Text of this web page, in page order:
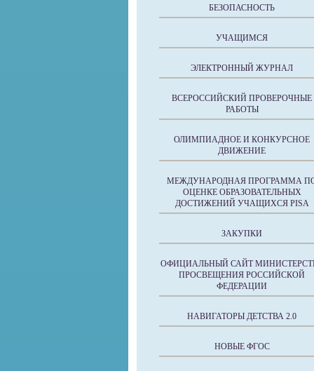
БЕЗОПАСНОСТЬ
УЧАЩИМСЯ
ЭЛЕКТРОННЫЙ ЖУРНАЛ
ВСЕРОССИЙСКИЙ ПРОВЕРОЧНЫЕ
РАБОТЫ
ОЛИМПИАДНОЕ И КОНКУРСНОЕ
ДВИЖЕНИЕ
МЕЖДУНАРОДНАЯ ПРОГРАММА
ОЦЕНКЕ ОБРАЗОВАТЕЛЬНЫХ
ДОСТИЖЕНИЙ УЧАЩИХСЯ PISA
ЗАКУПКИ
ОФИЦИАЛЬНЫЙ САЙТ
ПРОСВЕЩЕНИЯ РОССИЙСКОЙ
ФЕДЕРАЦИИ
НАВИГАТОРЫ ДЕТСТВА 2.0
НОВЫЕ ФГОС